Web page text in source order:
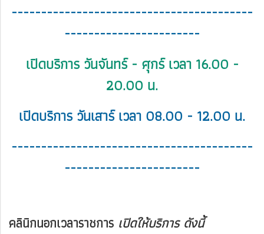
-----------------------------------------
-----------------------
เปิดบริการ วันจันทร์ - ศุกร์ เวลา 16.00 -
20.00 น.
เปิดบริการ วันเสาร์ เวลา 08.00 - 12.00 น.
-----------------------------------------
-----------------------
คลินิกนอกเวลาราชการ เปิดให้บริการ ดังนี้